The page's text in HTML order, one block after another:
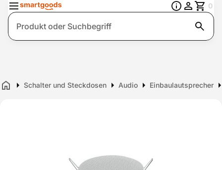
Suche
0
Home Schalter und Steckdosen Audio Einbaulautsprecher